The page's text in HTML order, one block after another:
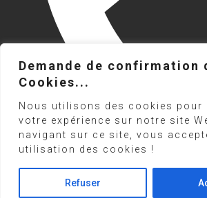
Demande de confirmation
Cookies...
Nous utilisons des cookies pour
votre expérience sur notre site
navigant sur ce site, vous
utilisation des cookies !
Refuser